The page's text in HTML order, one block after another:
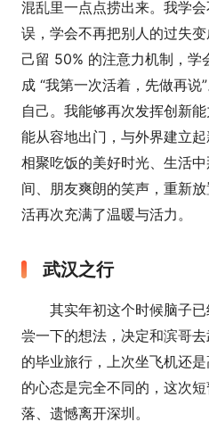
混乱里一点点捞出来。我学
误，学会不再把别人的过失
己留 50% 的注意力机制，学
成 “我第一次活着，先做再说
自己。我能够再次发挥创新
能从容地出门，与外界建立
相聚吃饭的美好时光、生活
间、朋友爽朗的笑声，重新
活再次充满了温暖与活力。
武汉之行
其实年初这个时候脑子
尝一下的想法，决定和滨哥
的毕业旅行，上次坐飞机还
的心态是完全不同的，这次
落、遗憾离开深圳。